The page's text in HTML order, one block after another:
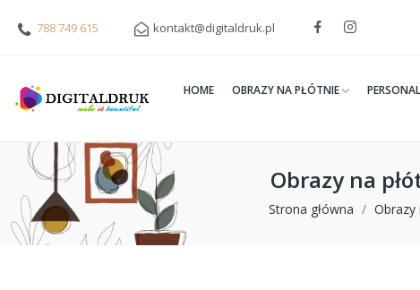
788 749 615 kontakt@digitaldruk.pl
HOME OBRAZY NA PŁÓTNIE
Obrazy na
Strona główna Obrazy